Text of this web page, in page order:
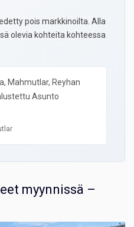
pois markkinoilta. Alla
olevia kohteita kohteessa
Mahmutlar, Reyhan
Asunto
myynnissä –